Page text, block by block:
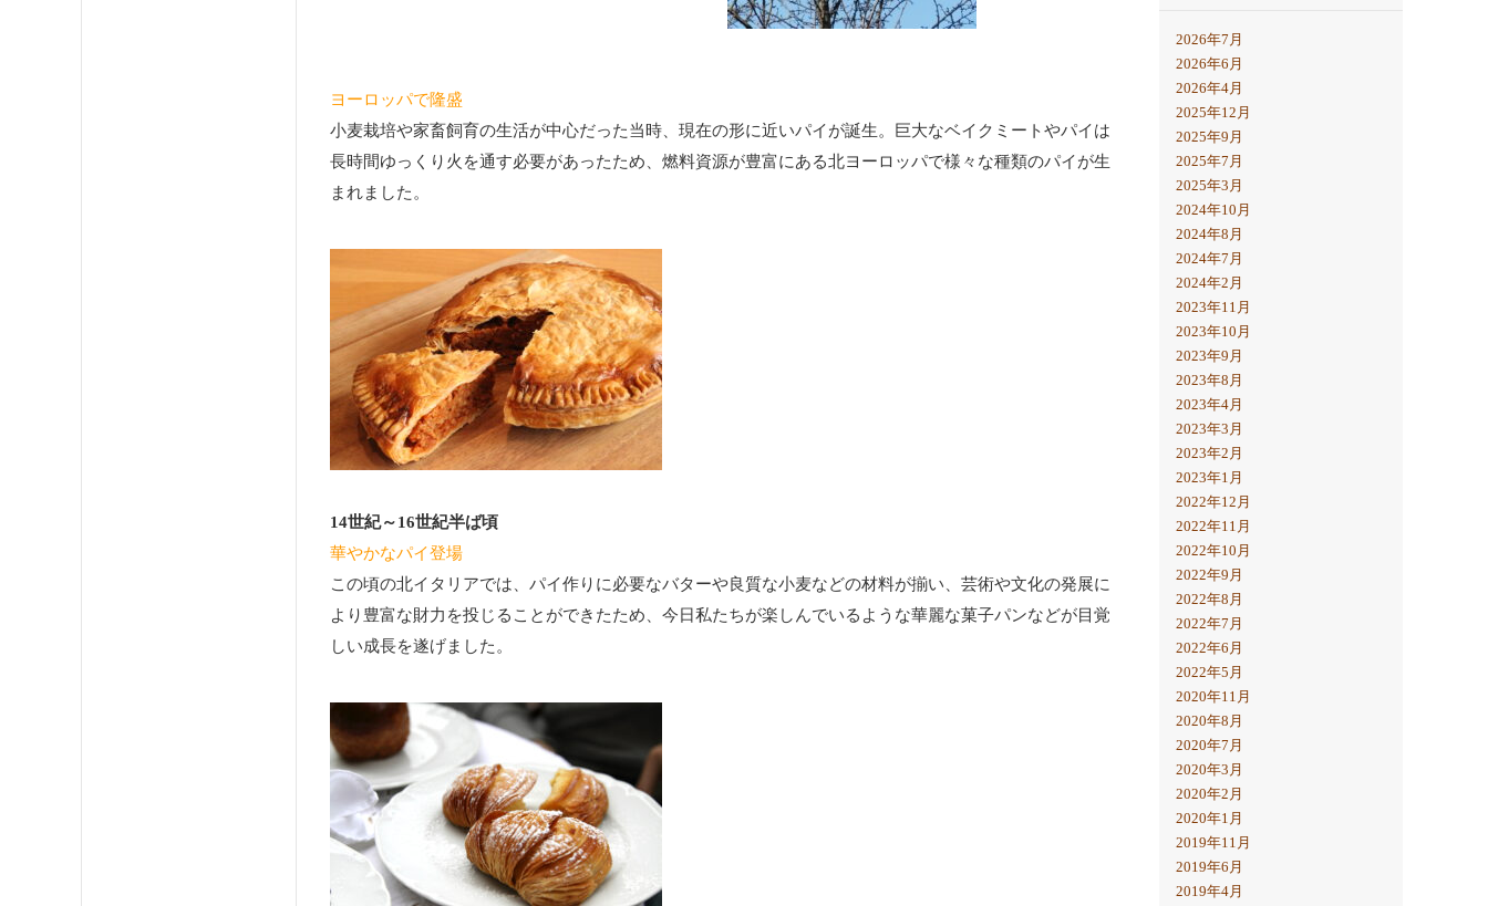
ヨーロッパで隆盛
小麦栽培や家畜飼育の生活が中心だった当時、現在の形に近いパイが誕生。巨大なベイクミートやパイは
長時間ゆっくり火を通す必要があったため、燃料資源が豊富にある北ヨーロッパで様々な種類のパイが生
まれました。
14世紀～16世紀半ば頃
華やかなパイ登場
この頃の北イタリアでは、パイ作りに必要なバターや良質な小麦などの材料が揃い、芸術や文化の発展に
より豊富な財力を投じることができたため、今日私たちが楽しんでいるような華麗な菓子パンなどが目覚
しい成長を遂げました。
2026年7月
2026年6月
2026年4月
2025年12月
2025年9月
2025年7月
2025年3月
2024年10月
2024年8月
2024年7月
2024年2月
2023年11月
2023年10月
2023年9月
2023年8月
2023年4月
2023年3月
2023年2月
2023年1月
2022年12月
2022年11月
2022年10月
2022年9月
2022年8月
2022年7月
2022年6月
2022年5月
2020年11月
2020年8月
2020年7月
2020年3月
2020年2月
2020年1月
2019年11月
2019年6月
2019年4月